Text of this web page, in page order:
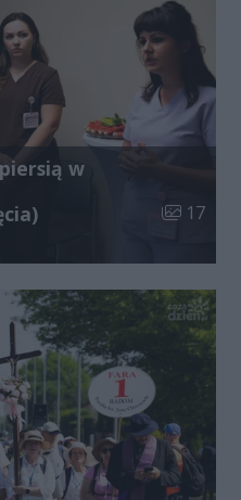
w
Liczba
17